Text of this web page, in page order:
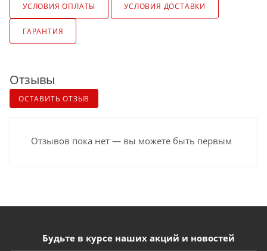
УСЛОВИЯ ОПЛАТЫ УСЛОВИЯ ДОСТАВКИ
ГАРАНТИЯ
Отзывы
ОСТАВИТЬ ОТЗЫВ
Отзывов пока нет — вы можете быть первым
Будьте в курсе наших акций и новостей